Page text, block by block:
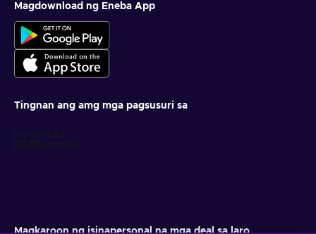
Magdownload ng Eneba App
Tingnan ang amg mga pagsusuri sa
Magkaroon ng isinapersonal na mga deal sa laro